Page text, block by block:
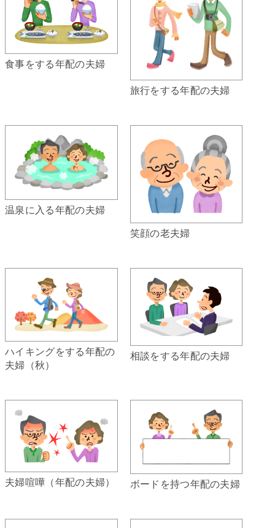
食事をする年配の夫婦
旅行をする年配の夫婦
温泉に入る年配の夫婦
笑顔の老夫婦
ハイキングをする年配の
夫婦（秋）
相談をする年配の夫婦
夫婦喧嘩（年配の夫婦） ボードを持つ年配の夫婦